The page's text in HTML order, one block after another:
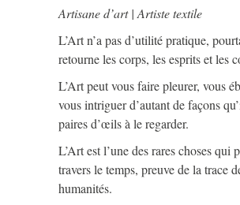
Artisane d’art | Artiste textile
L’Art n’a pas d’utilité pratique,
retourne les corps, les esprits et les
L’Art peut vous faire pleurer, vous
vous intriguer d’autant de façons
paires d’œils à le regarder.
L’Art est l’une des rares choses qui
travers le temps, preuve de la trace
humanités.